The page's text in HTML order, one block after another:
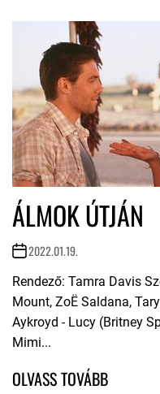
ÁLMOK ÚTJÁN
2022.01.19.
Rendező: Tamra Davis
Mount, ZoË Saldana,
Aykroyd - Lucy (Britney
Mimi...